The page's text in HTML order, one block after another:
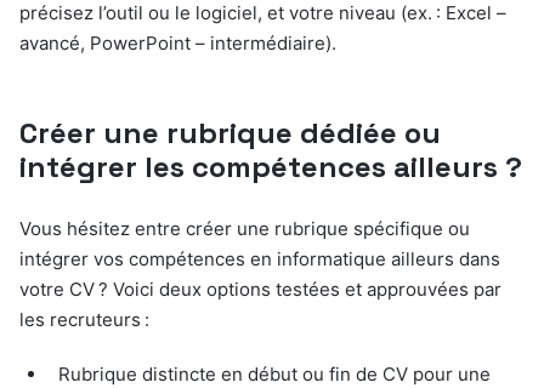
précisez l’outil ou le logiciel, et votre niveau (ex. : Excel –
avancé, PowerPoint – intermédiaire).
Créer une rubrique dédiée ou
intégrer les compétences ailleurs ?
Vous hésitez entre créer une rubrique spécifique ou
intégrer vos compétences en informatique ailleurs dans
votre CV ? Voici deux options testées et approuvées par
les recruteurs :
Rubrique distincte en début ou fin de CV pour une